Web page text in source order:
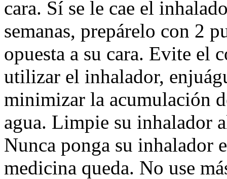
cara. Sí se le cae el
semanas, prepárelo con 2
opuesta a su cara. Evite el
utilizar el inhalador,
minimizar la acumulación
agua. Limpie su inhalador
Nunca ponga su inhalador
medicina queda. No use